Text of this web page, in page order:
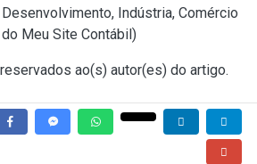
Indústria, Comércio
Meu Site Contábil)
ao(s) autor(es) do artigo.